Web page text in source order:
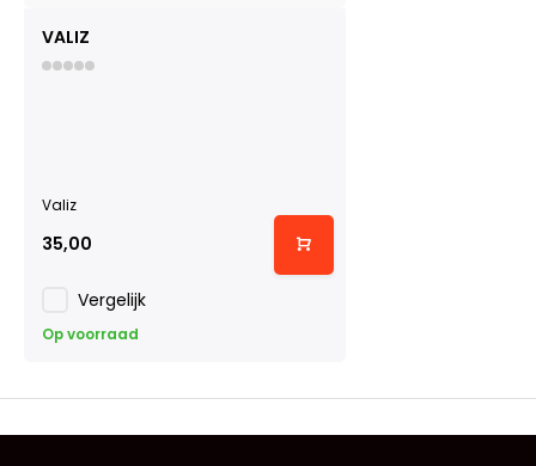
VALIZ
Valiz
35,00
Vergelijk
Op voorraad